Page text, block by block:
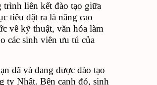
liên kết đào tạo giữa
tiêu đặt ra là nâng cao
về kỹ thuật, văn hóa làm
các sinh viên ưu tú của
đã và đang được đào tạo
ty Nhật. Bên cạnh đó, sinh